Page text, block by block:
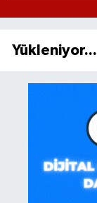
Yükleniyor...